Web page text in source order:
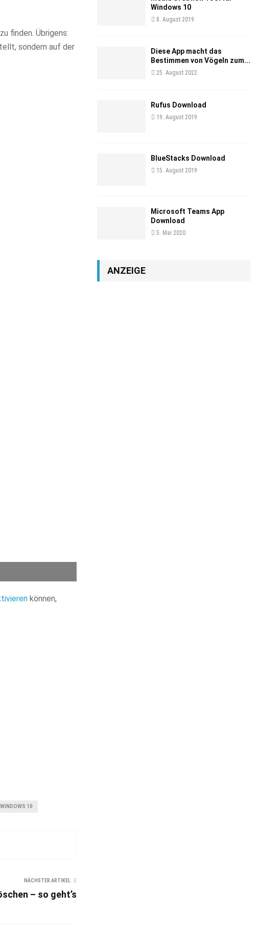
finden. Übrigens:
sondern auf der
können,
WINDOWS 10
NÄCHSTER ARTIKEL
– so geht’s
Windows 10
8. August 2019
Diese App macht das
Bestimmen von Vögeln zum...
25. August 2022
Rufus Download
19. August 2019
BlueStacks Download
15. August 2019
Microsoft Teams App
Download
5. Mai 2020
ANZEIGE